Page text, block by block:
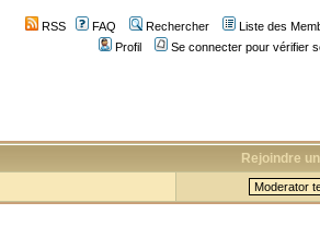
RSS FAQ Rechercher Liste des
Profil
Se connecter pour vérifier
Rejoindre